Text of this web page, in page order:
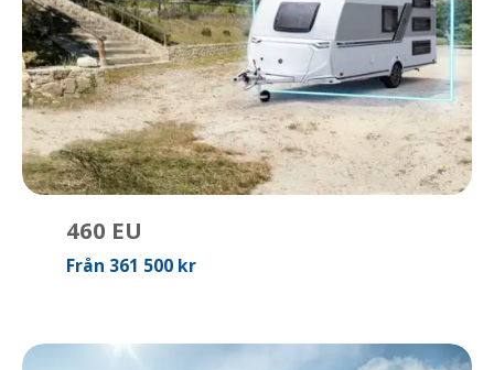
460 EU
Från 361 500 kr